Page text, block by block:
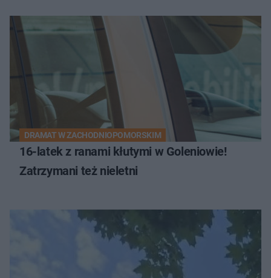
DRAMAT W ZACHODNIOPOMORSKIM
16-latek z ranami kłutymi w Goleniowie!
Zatrzymani też nieletni